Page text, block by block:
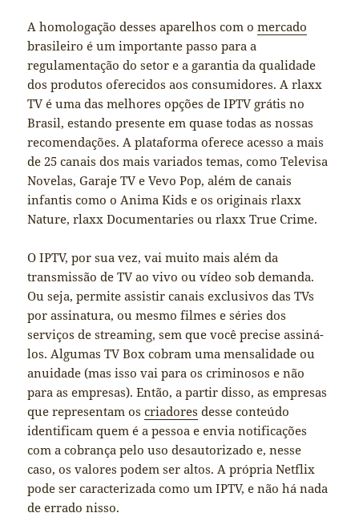
A homologação desses aparelhos com omercado
brasileiro é um importante passo para a
regulamentação do setor e a garantia da qualidade
dos produtos oferecidos aos consumidores. A rlaxx
TV é uma das melhores opções de IPTV grátis no
Brasil, estando presente em quase todas as nossas
recomendações. A plataforma oferece acesso a mais
de 25 canais dos mais variados temas, como Televisa
Novelas, Garaje TV e Vevo Pop, além de canais
infantis como o Anima Kids e os originais rlaxx
Nature, rlaxx Documentaries ou rlaxx True Crime.
O IPTV, por sua vez, vai muito mais além da
transmissão de TV ao vivo ou vídeo sob demanda.
Ou seja, permite assistir canais exclusivos das TVs
por assinatura, ou mesmo filmes e séries dos
serviços de streaming, sem que você precise assiná-
los. Algumas TV Box cobram uma mensalidade ou
anuidade (mas isso vai para os criminosos e não
para as empresas). Então, a partir disso, as empresas
que representam oscriadores desse conteúdo
identificam quem é a pessoa e envia notificações
com a cobrança pelo uso desautorizado e, nesse
caso, os valores podem ser altos. A própria Netflix
pode ser caracterizada como um IPTV, e não há nada
de errado nisso.